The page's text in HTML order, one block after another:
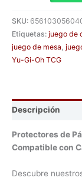
SKU:
Etiquetas: juego de
juego de mesa,
Yu-Gi-Oh TCG
Descripción
Protectores de
Compatible con
Descubre